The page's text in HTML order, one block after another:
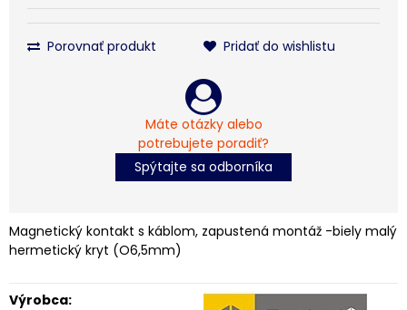
Porovnať produkt Pridať do wishlistu
Máte otázky alebo
potrebujete poradiť?
Spýtajte sa odborníka
Magnetický kontakt s káblom, zapustená montáž -biely malý
hermetický kryt (O6,5mm)
Výrobca: